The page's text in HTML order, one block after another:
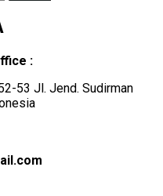
:
53 Jl. Jend. Sudirman